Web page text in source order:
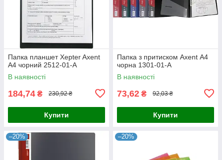
Папка планшет Xepter Axent
А4 чорний 2512-01-А
В наявності
184,74 ₴ 230,92 ₴
Купити
Папка з притиском Axent А4
чорна 1301-01-А
В наявності
73,62 ₴ 92,03 ₴
Купити
–20% –20%